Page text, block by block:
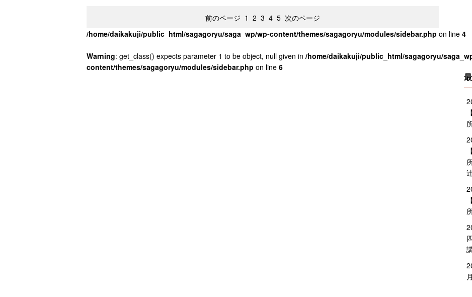
前のページ 1 2 3 4 5 次のページ
/home/daikakuji/public_html/sagagoryu/saga_wp/wp-content/themes/sagagoryu/modules/sidebar.php on line 4
Warning: get_class() expects parameter 1 to be object, null given in /home/daikakuji/public_html/sagagoryu/
content/themes/sagagoryu/modules/sidebar.php on line 6